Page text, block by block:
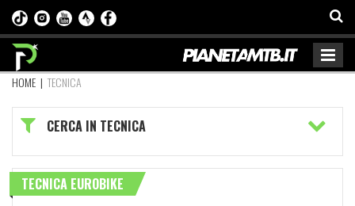
HOME | TECNICA
CERCA IN TECNICA
TECNICA EUROBIKE